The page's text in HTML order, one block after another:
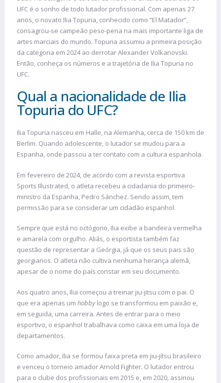
UFC é o sonho de todo lutador profissional. Com apenas 27
anos, o novato Ilia Topuria, conhecido como “El Matador”,
consagrou-se campeão peso-pena na mais importante liga de
artes marciais do mundo. Topuria assumiu a primeira posição
da categoria em 2024 ao derrotar Alexander Volkanovski.
Então, conheça os números e a trajetória de Ilia Topuria no
UFC.
Qual a nacionalidade de Ilia
Topuria do UFC?
Ilia Topuria nasceu em Halle, na Alemanha, cerca de 150 km de
Berlim. Quando adolescente, o lutador se mudou para a
Espanha, onde passou a ter contato com a cultura espanhola.
Em fevereiro de 2024, de acordo com a revista esportiva
Sports Illustrated, o atleta recebeu a cidadania do primeiro-
ministro da Espanha, Pedro Sánchez. Sendo assim, tem
permissão para se considerar um cidadão espanhol.
Sempre que está no octógono, Ilia exibe a bandeira vermelha
e amarela com orgulho. Aliás, o esportista também faz
questão de representar a Geórgia, já que os seus pais são
georgianos. O atleta não cultiva nenhuma herança alemã,
apesar de o nome do país constar em seu documento.
Aos quatro anos, Ilia começou a treinar jiu-jitsu com o pai. O
que era apenas um hobbylogo se transformou em paixão e,
em seguida, uma carreira. Antes de entrar para o meio
esportivo, o espanhol trabalhava como caixa em uma loja de
departamentos.
Como amador, Ilia se formou faixa preta em jiu-jítsu brasileiro
e venceu o torneio amador Arnold Fighter. O lutador entrou
para o clube dos profissionais em 2015 e, em 2020, assinou